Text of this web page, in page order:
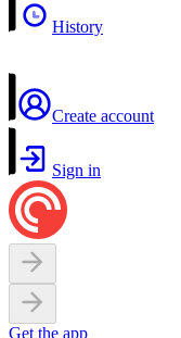
History
Create account
Sign in
Get the app